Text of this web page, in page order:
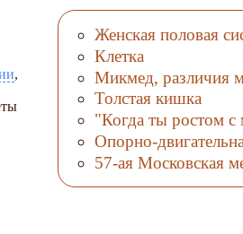
,
Женская половая
Клетка
Микмед, различия
Толстая кишка
"Когда ты ростом с
Опорно-
57-ая Московская